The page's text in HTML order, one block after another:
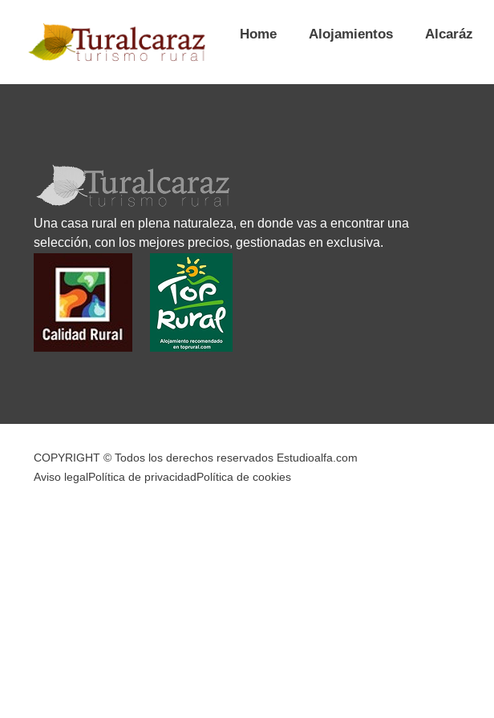
Home Alojamientos Alcaráz
Una casa rural en plena naturaleza, en donde vas a encontrar una
selección, con los mejores precios, gestionadas en exclusiva.
COPYRIGHT © Todos los derechos reservados Estudioalfa.com
Aviso legalPolítica de privacidadPolítica de cookies